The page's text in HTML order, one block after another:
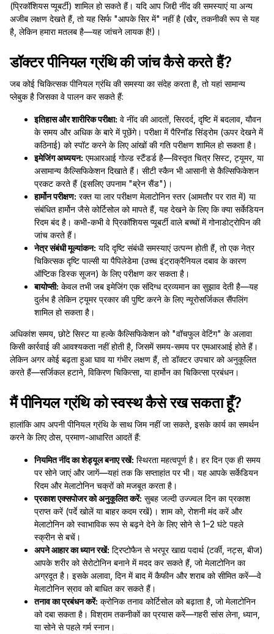
(प्रिकॉशियस प्यूबर्टी) शामिल हो सकते हैं। यदि आप जिद्दी नींद की समस्याएं या अन्य
अजीब लक्षण देखते हैं, तो यह सिर्फ "आपके सिर में" नहीं है (खैर, तकनीकी रूप से यह
है, लेकिन हमारा मतलब है—यह जांचने लायक है!)।
डॉक्टर पीनियल ग्रंथि की जांच कैसे करते हैं?
जब कोई चिकित्सक पीनियल ग्रंथि की समस्या का संदेह करता है, तो यहां सामान्य
प्लेबुक है जिसका वे पालन कर सकते हैं:
इतिहास और शारीरिक परीक्षा: वे नींद की आदतों, सिरदर्द, दृष्टि में बदलाव, यौवन
के समय और अधिक के बारे में पूछेंगे। परीक्षा में पैरिनॉड सिंड्रोम (ऊपर देखने में
कठिनाई) को स्पॉट करने के लिए आंखों की गति परीक्षण शामिल हो सकता है।
इमेजिंग अध्ययन: एमआरआई गोल्ड स्टैंडर्ड है—विस्तृत चित्र सिस्ट, ट्यूमर, या
असामान्य कैल्सिफिकेशन दिखाते हैं। सीटी स्कैन भी आसानी से कैल्सिफिकेशन
प्रकट करते हैं (इसलिए उपनाम "ब्रेन सैंड")।
हार्मोन परीक्षण: रक्त या लार परीक्षण मेलाटोनिन स्तर (आमतौर पर रात में) या
संबंधित हार्मोन जैसे कोर्टिसोल को मापते हैं, यह देखने के लिए कि क्या सर्केडियन
रिदम बंद है। कभी-कभी वे प्रिकॉशियस प्यूबर्टी वाले बच्चों में गोनाडोट्रोपिन की
जांच करते हैं।
नेत्र संबंधी मूल्यांकन: यदि दृष्टि संबंधी समस्याएं उत्पन्न होती हैं, तो एक नेत्र
चिकित्सक दृष्टि पाल्सी या पैपिलेडेमा (उच्च इंट्राक्रैनियल दबाव के कारण
ऑप्टिक डिस्क सूजन) के लिए परीक्षण कर सकता है।
बायोप्सी: केवल तभी जब इमेजिंग एक संदिग्ध द्रव्यमान का सुझाव देती है—यह
दुर्लभ है लेकिन ट्यूमर प्रकार की पुष्टि करने के लिए न्यूरोसर्जिकल सैंपलिंग
शामिल हो सकता है।
अधिकांश समय, छोटे सिस्ट या हल्के कैल्सिफिकेशन को "वॉचफुल वेटिंग" के अलावा
किसी कार्रवाई की आवश्यकता नहीं होती है, जिसमें समय-समय पर एमआरआई होते हैं।
लेकिन अगर कोई बढ़ता हुआ घाव या गंभीर लक्षण हैं, तो डॉक्टर उपचार को अनुकूलित
करते हैं—सर्जिकल हटाने, विकिरण चिकित्सा, या हार्मोन का चिकित्सा प्रबंधन।
मैं पीनियल ग्रंथि को स्वस्थ कैसे रख सकता हूँ?
हालांकि आप अपनी पीनियल ग्रंथि के साथ जिम नहीं जा सकते, इसके कार्य का समर्थन
करने के लिए ठोस, प्रमाण-आधारित आदतें हैं:
नियमित नींद का शेड्यूल बनाए रखें: स्थिरता महत्वपूर्ण है। हर दिन एक ही समय
पर सोने जाएं और जागें—यहां तक कि सप्ताहांत पर भी। यह आपके सर्केडियन
रिदम और मेलाटोनिन चक्रों को मजबूत करता है।
प्रकाश एक्सपोजर को अनुकूलित करें: सुबह जल्दी उज्ज्वल दिन का प्रकाश
प्राप्त करें (पर्दे खोलें या बाहर कदम रखें)। शाम को, रोशनी मंद करें और
मेलाटोनिन को स्वाभाविक रूप से बढ़ने देने के लिए सोने से 1–2 घंटे पहले
स्क्रीन से बचें।
अपने आहार का ध्यान रखें: ट्रिप्टोफैन से भरपूर खाद्य पदार्थ (टर्की, नट्स, बीज)
आपके शरीर को सेरोटोनिन बनाने में मदद कर सकते हैं, जो मेलाटोनिन का
अग्रदूत है। इसके अलावा, दिन में बाद में कैफीन और शराब को सीमित करें—वे
मेलाटोनिन स्राव को बाधित कर सकते हैं।
तनाव का प्रबंधन करें: क्रोनिक तनाव कोर्टिसोल को बढ़ाता है, जो मेलाटोनिन
को दबा सकता है। विश्राम तकनीकों का प्रयास करें—गहरी सांस लेना, ध्यान,
या सोने से पहले गर्म स्नान।